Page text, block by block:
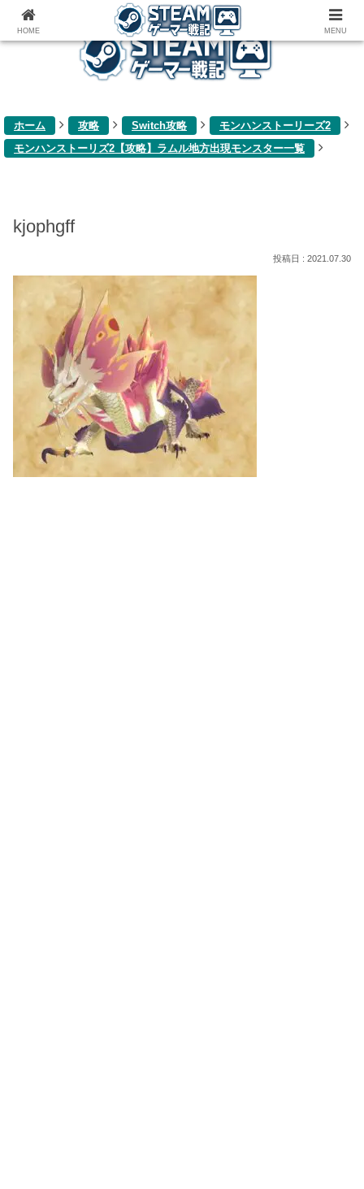
ゲーム関連雑記ブログ
ホーム 攻略 Switch攻略
モンハンストーリーズ2
モンハンストーリズ2【攻略】ラムル地方出現モンスター一覧
kjophgff
2021.07.30
HOME MENU